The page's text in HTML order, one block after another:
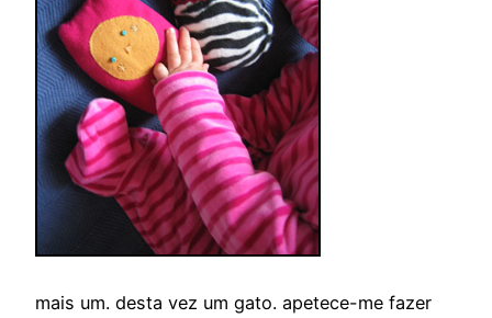
mais um. desta vez um gato. apetece-me fazer